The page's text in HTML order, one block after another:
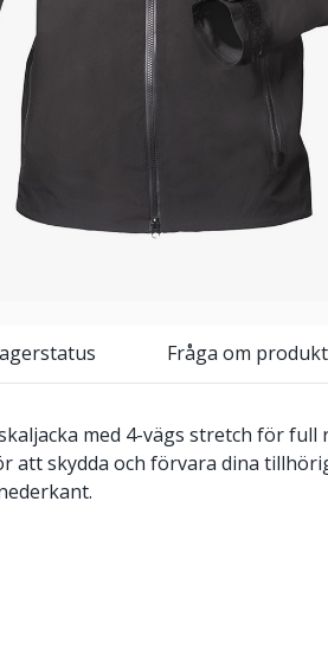
Fråga om produkt
med 4-vägs stretch för
att skydda och förvara dina